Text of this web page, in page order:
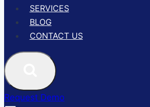
SERVICES
BLOG
CONTACT US
Request Demo